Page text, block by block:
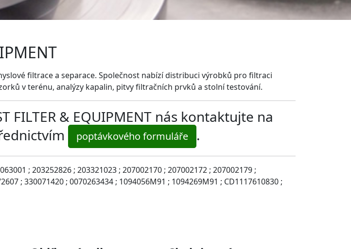
filtrace a separace. Společnost nabízí distribuci výrobků pro filtraci
v terénu, analýzy kapalin, pitvy filtračních prvků a stolní testování.
FILTER & EQUIPMENT nás kontaktujte na
poptávkového formuláře .
; 203252826 ; 203321023 ; 207002170 ; 207002172 ; 207002179 ;
; 330071420 ; 0070263434 ; 1094056M91 ; 1094269M91 ; CD1117610830 ;